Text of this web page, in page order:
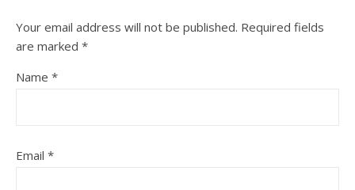
Your email address will not be published. Required fields
are marked *
Name *
Email *